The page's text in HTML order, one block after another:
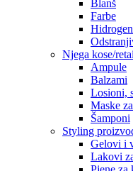
Blanš
Farbe
Hidrogen
Njega kose/
Ampule
Balzami
Losioni,
Maske
Šamponi
Styling
Gelovi i
Lakovi